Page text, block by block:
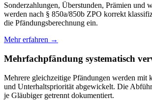
Sonderzahlungen, Überstunden, Prämien und
werden nach § 850a/850b ZPO korrekt
die Pfändungsberechnung ein.
Mehr erfahren →
Mehrfachpfändung systematisch
Mehrere gleichzeitige Pfändungen werden mit
und Unterhaltspriorität abgewickelt. Die
je Gläubiger getrennt dokumentiert.